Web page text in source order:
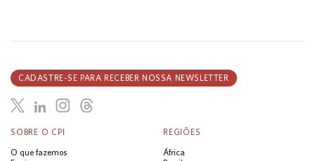
SOBRE O CPI
O que fazemos
REGIÕES
África
CADASTRE-SE PARA RECEBER NOSSA NEWSLETTER